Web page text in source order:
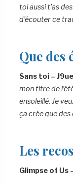
toi aussi t’as
d’écouter ce
Que des
Sans toi –
mon titre de
ensoleillé. Je
ça crée que
Les
Glimpse of Us